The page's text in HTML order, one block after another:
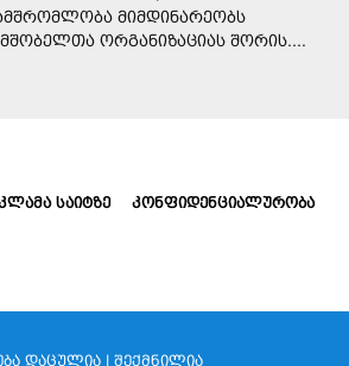
ᲛᲘᲛᲓᲘᲜᲐᲠᲔᲝᲑᲡ
ᲝᲠᲒᲐᲜᲘᲖᲐᲪᲘᲐᲡ ᲨᲝᲠᲘᲡ....
ᲡᲐᲘᲢᲖᲔ ᲙᲝᲜᲤᲘᲓᲔᲜᲪᲘᲐᲚᲣᲠᲝᲑᲐ
ᲓᲐᲪᲣᲚᲘᲐ | ᲨᲔᲥᲛᲜᲘᲚᲘᲐ